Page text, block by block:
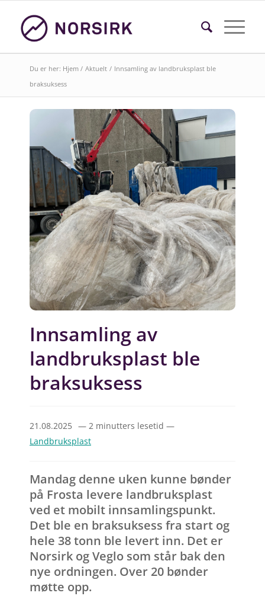
Du er her: Hjem / Aktuelt / Innsamling av landbruksplast ble
braksuksess
Innsamling av
landbruksplast ble
braksuksess
21.08.2025 — 2 minutters lesetid —
Landbruksplast
Mandag denne uken kunne bønder
på Frosta levere landbruksplast
ved et mobilt innsamlingspunkt.
Det ble en braksuksess fra start og
hele 38 tonn ble levert inn. Det er
Norsirk og Veglo som står bak den
nye ordningen. Over 20 bønder
møtte opp.